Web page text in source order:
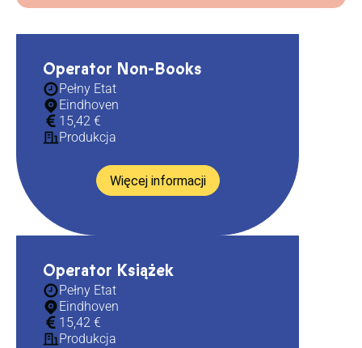
Operator Non-Books
Pełny Etat
Eindhoven
15,42 €
Produkcja
Więcej informacji
Operator Książek
Pełny Etat
Eindhoven
15,42 €
Produkcja